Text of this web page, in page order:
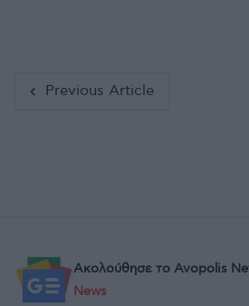
Ακολούθησε το Avopolis
News
Previous Article